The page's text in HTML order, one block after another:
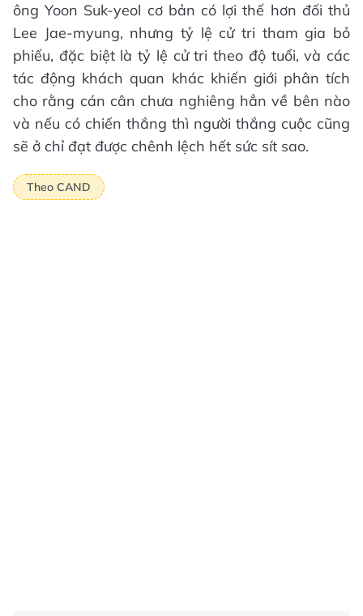
ông Yoon Suk-yeol cơ bản có lợi thế hơn đối thủ
Lee Jae-myung, nhưng tỷ lệ cử tri tham gia bỏ
phiếu, đặc biệt là tỷ lệ cử tri theo độ tuổi, và các
tác động khách quan khác khiến giới phân tích
cho rằng cán cân chưa nghiêng hẳn về bên nào
và nếu có chiến thắng thì người thắng cuộc cũng
sẽ ở chỉ đạt được chênh lệch hết sức sít sao.
Theo CAND